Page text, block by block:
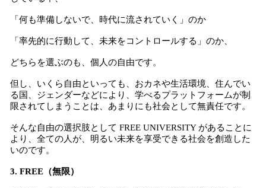
「何も準備しないで、時代に流されていく」のか
「率先的に行動して、未来をコントロールする」のか、
どちらを選ぶのも、個人の自由です。
但し、いくら自由といっても、おカネや生活環境、住んでい
る国、ジェンダーなどにより、学べるプラットフォームが制
限されてしまうことは、あまりにも社会として無責任です。
そんな自由の選択肢として FREE UNIVERSITY があることに
より、全ての人が、明るい未来を享受できる社会を創造した
いのです。
3. FREE（無限）